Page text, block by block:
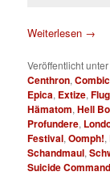
Weiterlesen →
Veröffentlicht unter
Centhron,
Epica, Extize,
Hämatom,Hell
Profundere,
Festival,Oomph!,
Schandmaul,
Suicide